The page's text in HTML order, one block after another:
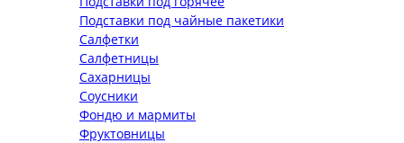
Подставки под чайные пакетики
Салфетки
Салфетницы
Сахарницы
Соусники
Фондю и мармиты
Фруктовницы